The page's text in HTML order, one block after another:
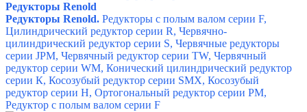
Редукторы Renold
Редукторы Renold. Редукторы с полым валом серии F,
Цилиндрический редуктор серии R, Червячно-
цилиндрический редуктор серии S, Червячные редукторы
серии JPM, Червячный редуктор серии TW, Червячный
редуктор серии WM, Конический цилиндрический редуктор
серии К, Косозубый редуктор серии SMX, Косозубый
редуктор серии Н, Ортогональный редуктор серии PM,
Редуктор с полым валом серии F